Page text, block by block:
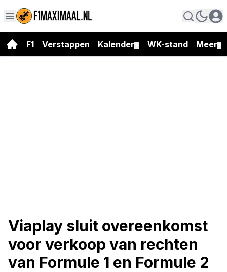
F1 Verstappen Kalender WK-stand Meer
Viaplay sluit overeenkomst
voor verkoop van rechten
van Formule 1 en Formule 2